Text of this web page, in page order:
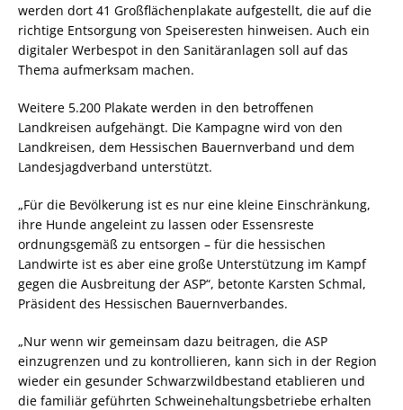
werden dort 41 Großflächenplakate aufgestellt, die auf die
richtige Entsorgung von Speiseresten hinweisen. Auch ein
digitaler Werbespot in den Sanitäranlagen soll auf das
Thema aufmerksam machen.
Weitere 5.200 Plakate werden in den betroffenen
Landkreisen aufgehängt. Die Kampagne wird von den
Landkreisen, dem Hessischen Bauernverband und dem
Landesjagdverband unterstützt.
„Für die Bevölkerung ist es nur eine kleine Einschränkung,
ihre Hunde angeleint zu lassen oder Essensreste
ordnungsgemäß zu entsorgen – für die hessischen
Landwirte ist es aber eine große Unterstützung im Kampf
gegen die Ausbreitung der ASP“, betonte Karsten Schmal,
Präsident des Hessischen Bauernverbandes.
„Nur wenn wir gemeinsam dazu beitragen, die ASP
einzugrenzen und zu kontrollieren, kann sich in der Region
wieder ein gesunder Schwarzwildbestand etablieren und
die familiär geführten Schweinehaltungsbetriebe erhalten